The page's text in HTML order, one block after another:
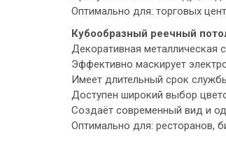
Оптимально для: торговых
Кубообразный реечный
Декоративная металлическая
Эффективно маскирует
Имеет длительный срок
Доступен широкий выбор
Создаёт современный вид и
Оптимально для: ресторанов,